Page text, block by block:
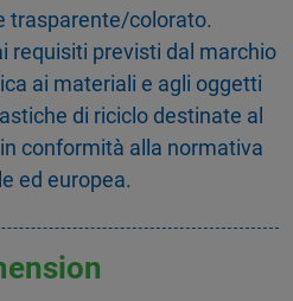
trasparente/colorato.
requisiti previsti dal marchio
ai materiali e agli oggetti
di riciclo destinate al
conformità alla normativa
ed europea.